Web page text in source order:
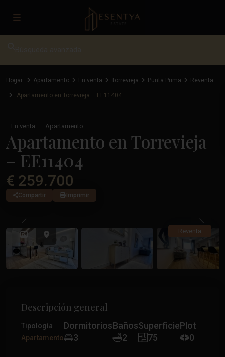
Hogar Apartamento En venta Torrevieja Punta Prima Reventa
Apartamento en Torrevieja – EE11404
En venta Apartamento
Apartamento en Torrevieja
– EE11404
€ 259.700
Compartir Imprimir
Reventa
Anterior
Descripción general
Tipología
Apartamento
Dormitorios
3
Baños
2
Superficie
75
Plot
0